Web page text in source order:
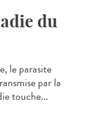
du
le parasite
par la
touche...